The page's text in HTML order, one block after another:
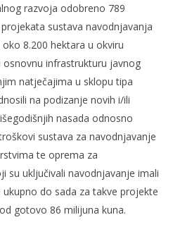
razvoja odobreno 789
sustava navodnjavanja
8.200 hektara u okviru
osnovnu infrastrukturu javnog
natječajima u sklopu tipa
na podizanje novih i/ili
nasada odnosno
sustava za navodnjavanje
te oprema za
su uključivali navodnjavanje imali
do sada za takve projekte
gotovo 86 milijuna kuna.